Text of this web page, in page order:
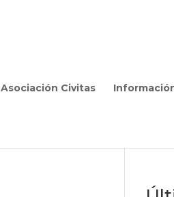
Asociación Civitas